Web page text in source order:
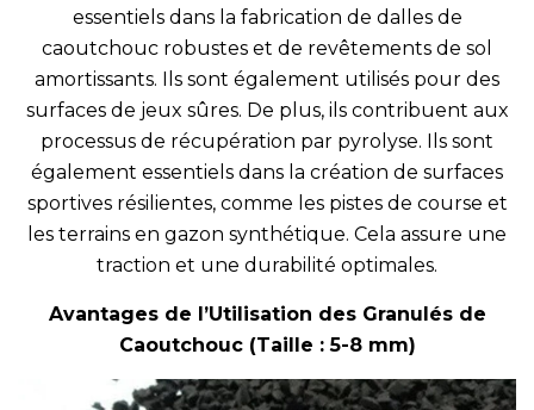
essentiels dans la fabrication de dalles de
caoutchouc robustes et de revêtements de sol
amortissants. Ils sont également utilisés pour des
surfaces de jeux sûres. De plus, ils contribuent aux
processus de récupération par pyrolyse. Ils sont
également essentiels dans la création de surfaces
sportives résilientes, comme les pistes de course et
les terrains en gazon synthétique. Cela assure une
traction et une durabilité optimales.
Avantages de l’Utilisation des Granulés de
Caoutchouc (Taille : 5-8 mm)